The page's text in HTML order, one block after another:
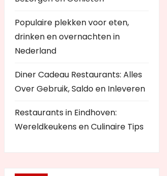
Populaire plekken voor eten,
drinken en overnachten in
Nederland
Diner Cadeau Restaurants: Alles
Over Gebruik, Saldo en Inleveren
Restaurants in Eindhoven:
Wereldkeukens en Culinaire Tips